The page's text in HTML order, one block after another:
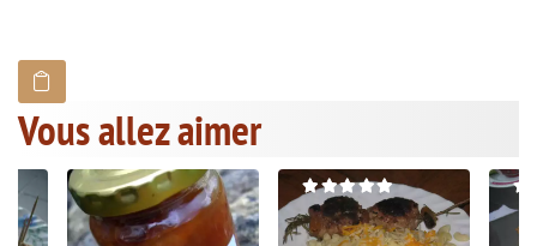
Vous allez aimer